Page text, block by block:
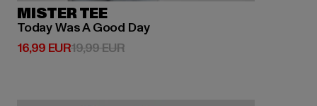
MISTER TEE
Today Was A Good Day
16,99 EUR
Derzeitiger Preis: 16,99 EUR
19,99 EURAktionspreis: 19,99 EUR